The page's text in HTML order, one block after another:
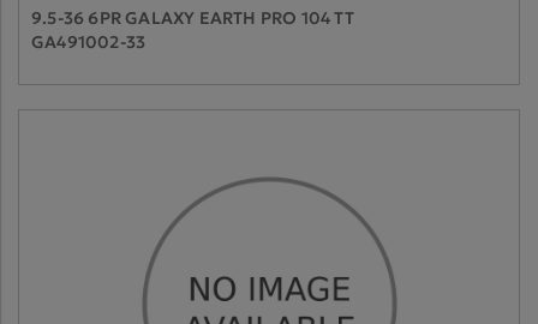
9.5-36 6PR GALAXY EARTH PRO 104 TT
GA491002-33